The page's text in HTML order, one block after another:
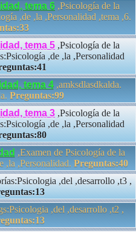
tema 6 ,Psicología de la
,de ,la ,Personalidad ,tema ,6.
tema 5 ,Psicología de la
,de ,la ,Personalidad
tema 4,amksdlasdkalda.
Preguntas:99
tema 3 ,Psicología de la
,de ,la ,Personalidad
,Examen de Psicología de la
,la ,Personalidad. Preguntas:40
,del ,desarrollo ,t3 ,
,del ,desarrollo ,t2 ,